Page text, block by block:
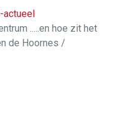
actueel
.....en hoe zit het
de Hoornes /